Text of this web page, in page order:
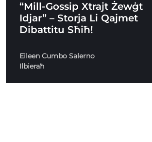
“Mill-Gossip Xtrajt Żewġt
Idjar” – Storja Li Qajmet
Dibattitu Sħiħ!
Eileen Cumbo Salerno
Ilbieraħ